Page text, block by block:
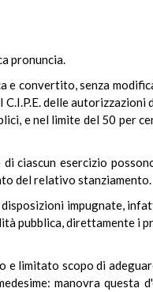
pronuncia.
e convertito, senza
delle autorizzazioni
e nel limite del 50 per
ciascun esercizio
del relativo stanziamento.
impugnate,
pubblica, direttamente i
e limitato scopo di
manovra questa